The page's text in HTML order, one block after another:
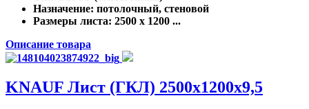
Назначение: потолочный, стеновой
Размеры листа: 2500 x 1200 ...
Описание товара
KNAUF Лист (ГКЛ) 2500x1200x9,5